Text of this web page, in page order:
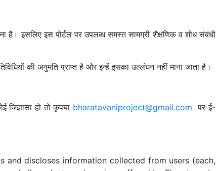
है। इसलिए इस पोर्टल पर उपलब्ध समस्त सामग्री शैक्षणिक व शोध संबंधी
की अनुमति प्राप्त है और इन्हें इसका उल्लंघन नहीं माना जाता है।
हो तो कृपया bharatavaniproject@gmail.com पर ई-
and discloses information collected from users (each,